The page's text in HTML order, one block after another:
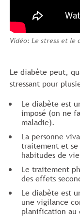
Vidéo: Le stress et le
Le diabète peut,
stressant pour
Le diabète est
imposé (on ne
maladie).
La personne
traitement et
habitudes de
Le traitement
des effets
Le diabète est
une vigilance
planification au